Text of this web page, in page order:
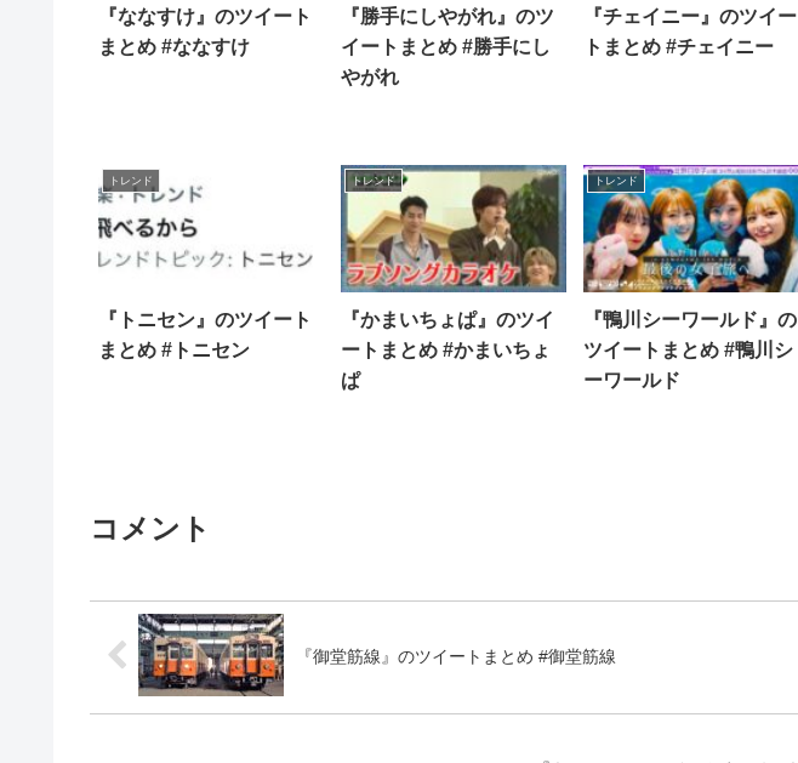
『ななすけ』のツイート
まとめ #ななすけ
『勝手にしやがれ』のツ
イートまとめ #勝手にし
やがれ
『チェイニー』のツイー
トまとめ #チェイニー
トレンド
『トニセン』のツイート
まとめ #トニセン
トレンド
『かまいちょぱ』のツイ
ートまとめ #かまいちょ
ぱ
トレンド
『鴨川シーワールド』の
ツイートまとめ #鴨川シ
ーワールド
コメント
『御堂筋線』のツイートまとめ #御堂筋線